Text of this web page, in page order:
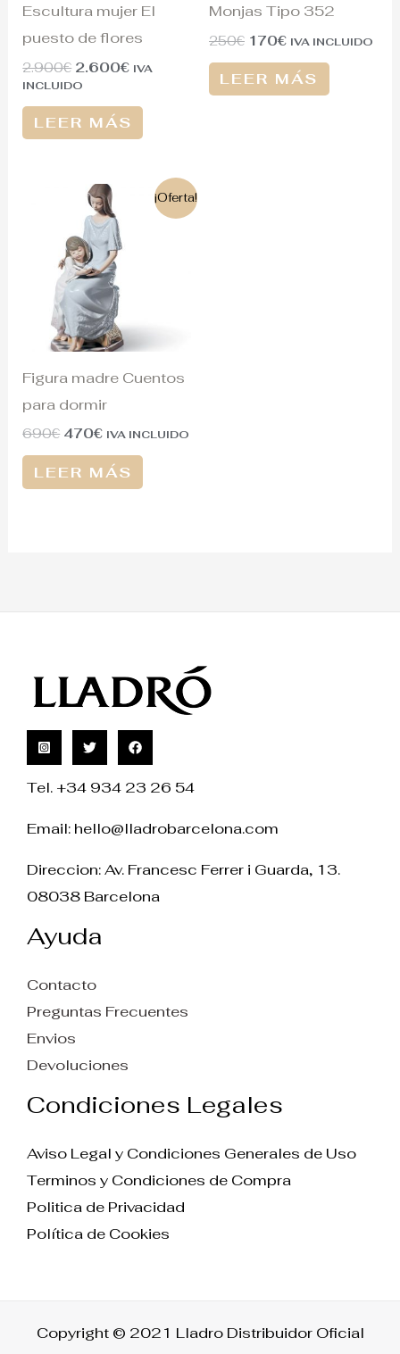
Escultura mujer El
puesto de flores
2.900€ 2.600€ IVA
INCLUIDO
LEER MÁS
Monjas Tipo 352
250€ 170€ IVA INCLUIDO
LEER MÁS
¡Oferta!
Figura madre Cuentos
para dormir
690€
precio
original
era:
690€.
470€
El
precio
actual
es:
470€.
IVA INCLUIDO
LEER MÁS
Tel. +34 934 23 26 54
Email: hello@lladrobarcelona.com
Direccion: Av. Francesc Ferrer i Guarda, 13.
08038 Barcelona
Ayuda
Contacto
Preguntas Frecuentes
Envios
Devoluciones
Condiciones Legales
Aviso Legal y Condiciones Generales de Uso
Terminos y Condiciones de Compra
Politica de Privacidad
Política de Cookies
Copyright © 2021 Lladro Distribuidor Oficial